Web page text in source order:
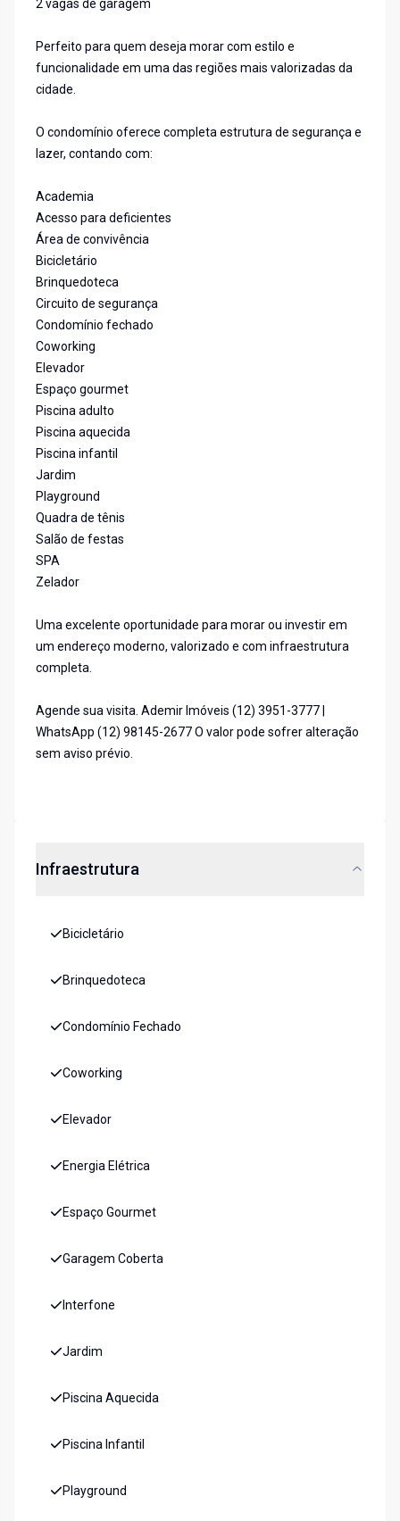
2 vagas de garagem
Perfeito para quem deseja morar com estilo e
funcionalidade em uma das regiões mais valorizadas da
cidade.
O condomínio oferece completa estrutura de segurança e
lazer, contando com:
Academia
Acesso para deficientes
Área de convivência
Bicicletário
Brinquedoteca
Circuito de segurança
Condomínio fechado
Coworking
Elevador
Espaço gourmet
Piscina adulto
Piscina aquecida
Piscina infantil
Jardim
Playground
Quadra de tênis
Salão de festas
SPA
Zelador
Uma excelente oportunidade para morar ou investir em
um endereço moderno, valorizado e com infraestrutura
completa.
Agende sua visita. Ademir Imóveis (12) 3951-3777 |
WhatsApp (12) 98145-2677 O valor pode sofrer alteração
sem aviso prévio.
Infraestrutura
Bicicletário
Brinquedoteca
Condomínio Fechado
Coworking
Elevador
Energia Elétrica
Espaço Gourmet
Garagem Coberta
Interfone
Jardim
Piscina Aquecida
Piscina Infantil
Playground